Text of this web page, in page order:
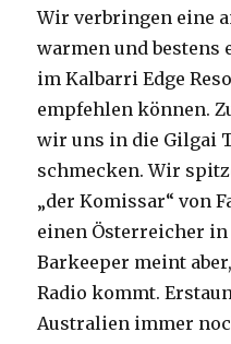
Wir verbringen eine
warmen und
im Kalbarri Edge
empfehlen können.
wir uns in die Gilgai
schmecken. Wir
„der Komissar“ von
einen Österreicher in
Barkeeper meint
Radio kommt.
Australien immer